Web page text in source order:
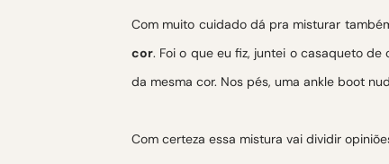
Com muito cuidado dá pra misturar
cor. Foi o que eu fiz, juntei o casaqueto
da mesma cor. Nos pés, uma ankle boot
Com certeza essa mistura vai dividir